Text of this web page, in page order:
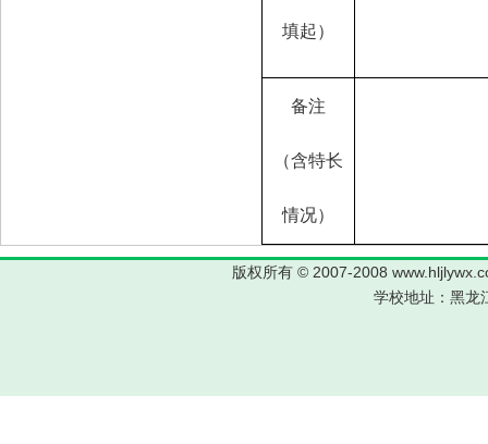
填起）
备注
（含特长
情况）
版权所有 © 2007-2008
学校地址：黑龙